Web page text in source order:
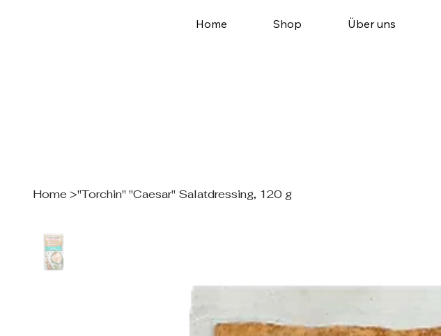
Home Shop Über uns
Home >"Torchin" "Caesar" Salatdressing, 120 g